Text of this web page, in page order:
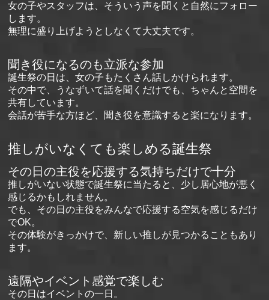
女の子やスタッフは、そういう声を聞くと自然にフォロー
します。
無理に盛り上げようとしなくて大丈夫です。
聞き役になるのも立派な参加
誕生祭の日は、女の子もたくさん話しかけられます。
その中で、うなずいて話を聞くだけでも、ちゃんと空間を
共有しています。
会話が苦手な方ほど、聞き役を意識すると楽になります。
推しがいなくても楽しめる誕生祭
その日の主役を応援する気持ちだけで十分
推しがいない状態で誕生祭に当たると、少し居心地が悪く
感じるかもしれません。
でも、その日の主役をみんなで応援する空気を感じるだけ
でOK。
その体験がきっかけで、新しい推しが見つかることもあり
ます。
遠隔やイベント感覚で楽しむ
その日はイベントの一日。